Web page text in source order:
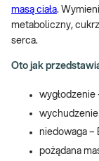
masą ciała.
metaboliczny,
serca.
Oto jak
wygłodzenie
wychudzenie
niedowaga –
pożądana